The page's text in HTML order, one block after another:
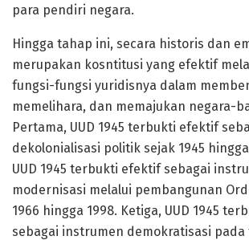
para pendiri negara.
Hingga tahap ini, secara historis dan
merupakan kosntitusi yang efektif
fungsi-fungsi yuridisnya dalam
memelihara, dan memajukan negara-
Pertama, UUD 1945 terbukti efektif
dekolonialisasi politik sejak 1945 hingga
UUD 1945 terbukti efektif sebagai
modernisasi melalui pembangunan
1966 hingga 1998. Ketiga, UUD 1945
sebagai instrumen demokratisasi pada